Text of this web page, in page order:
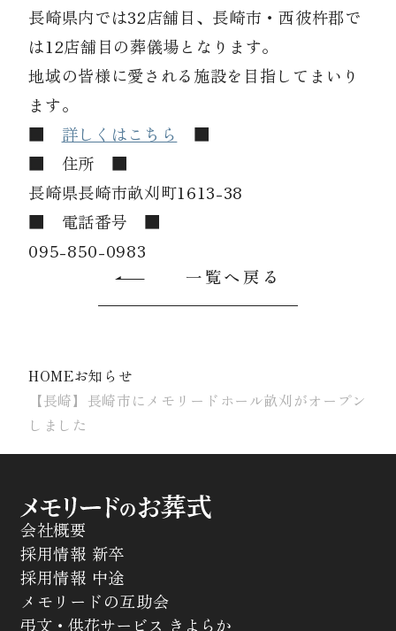
お問合わせ
長崎県内では32店舗目、長崎市・西彼杵郡で
は12店舗目の葬儀場となります。
地域の皆様に愛される施設を目指してまいり
ます。
■ 詳しくはこちら
■
■ 住所 ■
長崎県長崎市畝刈町1613-38
■ 電話番号 ■
095-850-0983
一覧へ戻る
HOMEお知らせ
【長崎】長崎市にメモリードホール畝刈がオープン
しました
会社概要
採用情報 新卒
採用情報 中途
メモリードの互助会
弔文・供花サービス きよらか